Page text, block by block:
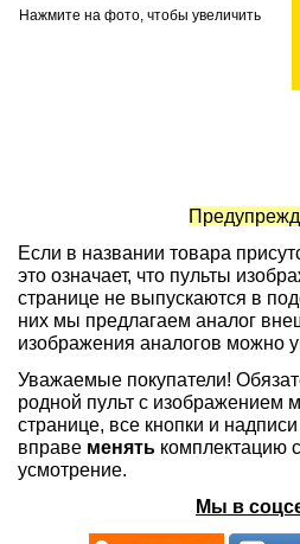
Нажмите на фото, чтобы увеличить
Если в названии товара
это означает, что пульты
странице не выпускаются в
них мы предлагаем аналог
изображения аналогов можно
Уважаемые покупатели!
родной пульт с изображением
странице, все кнопки и
вправе менять комплектацию
усмотрение.
Мы в